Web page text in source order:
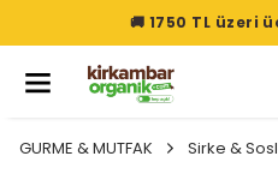
🚚 1750 TL üzeri
GURME & MUTFAK Sirke &